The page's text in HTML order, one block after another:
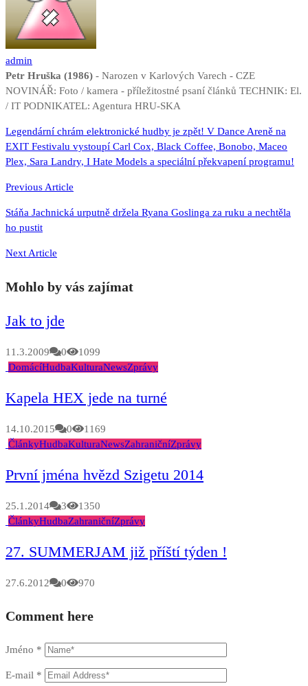
admin
Petr Hruška (1986) - Narozen v Karlových Varech - CZE
NOVINÁŘ: Foto / kamera - příležitostné psaní článků TECHNIK: El.
/ IT PODNIKATEL: Agentura HRU-SKA
Navigace
pro
příspěvek
Legendární chrám elektronické hudby je zpět! V Dance Areně na
EXIT Festivalu vystoupí Carl Cox, Black Coffee, Bonobo, Maceo
Plex, Sara Landry, I Hate Models a speciální překvapení programu!
Previous Article
Stáňa Jachnická urputně držela Ryana Goslinga za ruku a nechtěla
ho pustit
Next Article
Mohlo by vás zajímat
Jak to jde
11.3.2009 0
1099
DomácíHudbaKulturaNewsZprávy
Kapela HEX jede na turné
14.10.2015 0
1169
ČlánkyHudbaKulturaNewsZahraničníZprávy
První jména hvězd Szigetu 2014
25.1.2014 3
1350
ČlánkyHudbaZahraničníZprávy
27. SUMMERJAM již příští týden !
27.6.2012 0 970
Comment here
Jméno *
E-mail *